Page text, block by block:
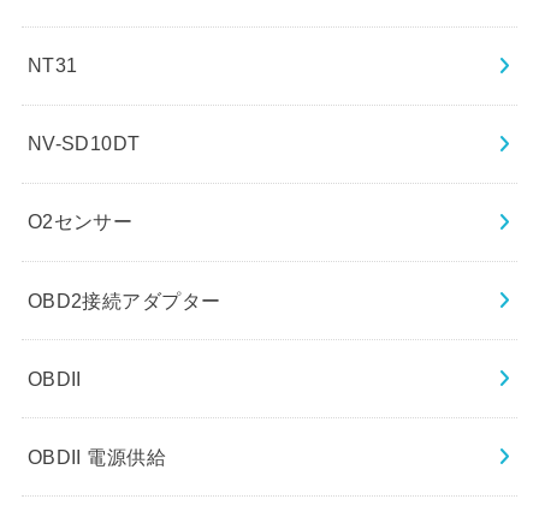
NT31
NV-SD10DT
O2センサー
OBD2接続アダプター
OBDII
OBDII 電源供給